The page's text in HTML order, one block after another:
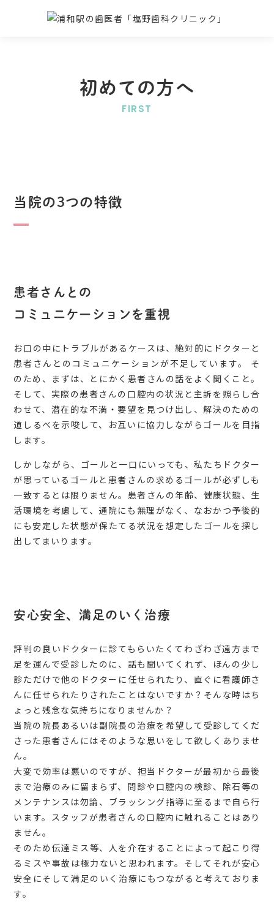
初めての方へ
FIRST
当院の3つの特徴
患者さんとの
コミュニケーションを重視
お口の中にトラブルがあるケースは、絶対的にドクターと
患者さんとのコミュニケーションが不足しています。 そ
のため、まずは、とにかく患者さんの話をよく聞くこと。
そして、実際の患者さんの口腔内の状況と主訴を照らし合
わせて、潜在的な不満・要望を見つけ出し、解決のための
道しるべを示唆して、お互いに協力しながらゴールを目指
します。
しかしながら、ゴールと一口にいっても、私たちドクター
が思っているゴールと患者さんの求めるゴールが必ずしも
一致するとは限りません。患者さんの年齢、健康状態、生
活環境を考慮して、通院にも無理がなく、なおかつ予後的
にも安定した状態が保たてる状況を想定したゴールを探し
出してまいります。
安心安全、満足のいく治療
評判の良いドクターに診てもらいたくてわざわざ遠方まで
足を運んで受診したのに、話も聞いてくれず、ほんの少し
診ただけで他のドクターに任せられたり、直ぐに看護師さ
んに任せられたりされたことはないですか？そんな時はち
ょっと残念な気持ちになりませんか？
当院の院長あるいは副院長の治療を希望して受診してくだ
さった患者さんにはそのような思いをして欲しくありませ
ん。
大変で効率は悪いのですが、担当ドクターが最初から最後
まで治療のみに留まらず、問診や口腔内の検診、除石等の
メンテナンスは勿論、ブラッシング指導に至るまで自ら行
います。スタッフが患者さんの口腔内に触れることはあり
ません。
そのため伝達ミス等、人を介在することによって起こり得
るミスや事故は極力ないと思われます。そしてそれが安心
安全にそして満足のいく治療にもつながると考えておりま
す。